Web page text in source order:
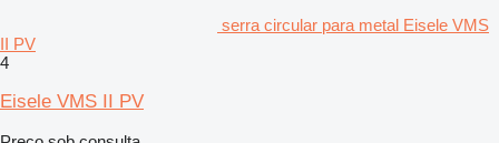
serra circular para metal Eisele VMS
II PV
4
Eisele VMS II PV